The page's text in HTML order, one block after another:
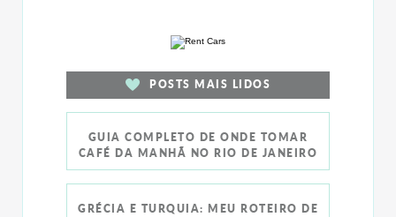
POSTS MAIS LIDOS
GUIA COMPLETO DE ONDE TOMAR
CAFÉ DA MANHÃ NO RIO DE JANEIRO
GRÉCIA E TURQUIA: MEU ROTEIRO DE